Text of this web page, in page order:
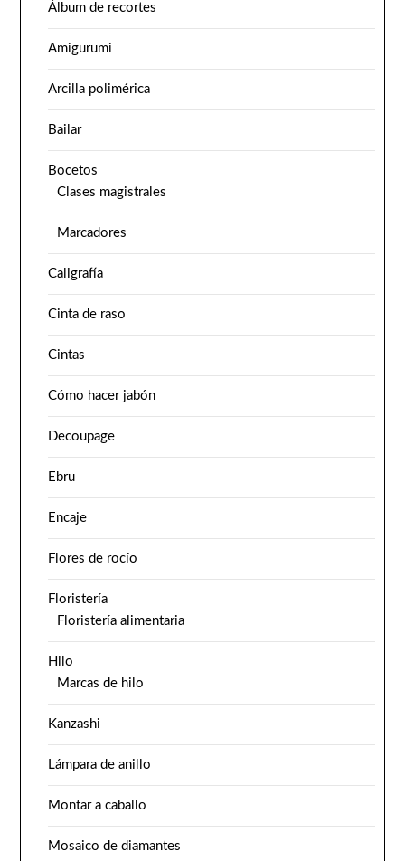
Álbum de recortes
Amigurumi
Arcilla polimérica
Bailar
Bocetos
Clases magistrales
Marcadores
Caligrafía
Cinta de raso
Cintas
Cómo hacer jabón
Decoupage
Ebru
Encaje
Flores de rocío
Floristería
Floristería alimentaria
Hilo
Marcas de hilo
Kanzashi
Lámpara de anillo
Montar a caballo
Mosaico de diamantes